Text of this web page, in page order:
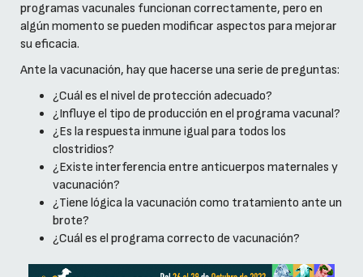
programas vacunales funcionan correctamente, pero en
algún momento se pueden modificar aspectos para mejorar
su eficacia.
Ante la vacunación, hay que hacerse una serie de preguntas:
¿Cuál es el nivel de protección adecuado?
¿Influye el tipo de producción en el programa vacunal?
¿Es la respuesta inmune igual para todos los
clostridios?
¿Existe interferencia entre anticuerpos maternales y
vacunación?
¿Tiene lógica la vacunación como tratamiento ante un
brote?
¿Cuál es el programa correcto de vacunación?